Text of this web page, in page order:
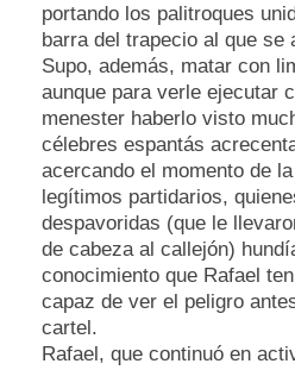
portando los palitroques
barra del trapecio al que
Supo, además, matar con
aunque para verle ejecutar
menester haberlo visto
célebres espantás
acercando el momento de
legítimos partidarios,
despavoridas (que le
de cabeza al callejón)
conocimiento que Rafael
capaz de ver el peligro
cartel.
Rafael, que continuó en